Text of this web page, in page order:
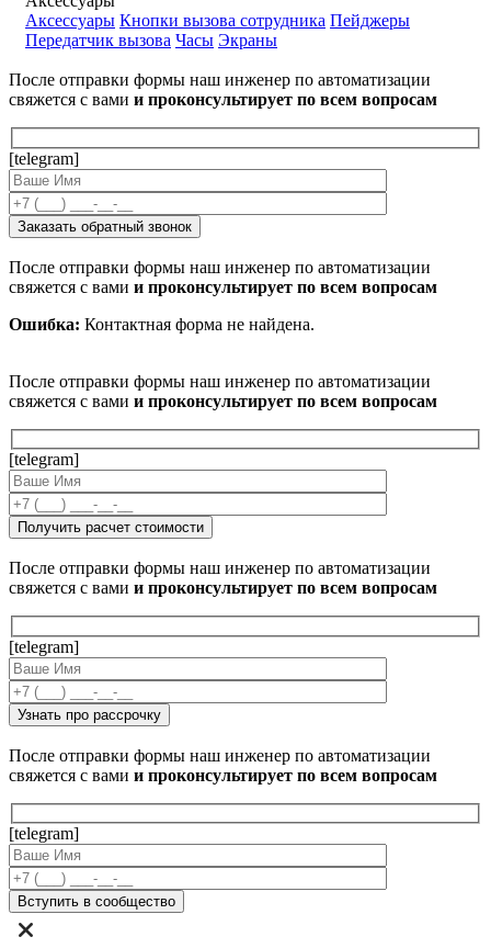
Аксессуары Кнопки вызова сотрудника Пейджеры
Передатчик вызова Часы Экраны
После отправки формы наш инженер по автоматизации
свяжется с вами и проконсультирует по всем вопросам
[telegram]
После отправки формы наш инженер по автоматизации
свяжется с вами и проконсультирует по всем вопросам
Ошибка: Контактная форма не найдена.
После отправки формы наш инженер по автоматизации
свяжется с вами и проконсультирует по всем вопросам
[telegram]
После отправки формы наш инженер по автоматизации
свяжется с вами и проконсультирует по всем вопросам
[telegram]
После отправки формы наш инженер по автоматизации
свяжется с вами и проконсультирует по всем вопросам
[telegram]